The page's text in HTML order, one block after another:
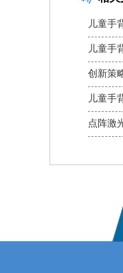
儿童手
儿童手
创新策
儿童手
点阵激